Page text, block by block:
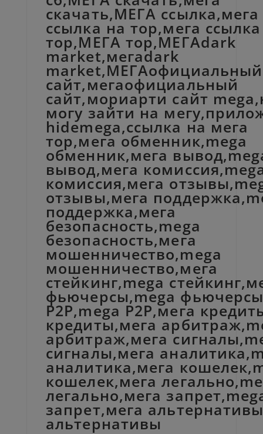
скачать,МЕГА ссылка,мега
ссылка на тор,мега ссылка
тор,МЕГА тор,МЕГАdark
market,мегаdark
market,МЕГАофициальный
сайт,мегаофициальный
сайт,мориарти сайт
могу зайти на
hidemega,ссылка на мега
тор,мега обменник,mega
обменник,мега
вывод,мега
комиссия,мега
отзывы,мега
поддержка,мега
безопасность,mega
безопасность,мега
мошенничество,mega
мошенничество,мега
стейкинг,mega
фьючерсы,mega
P2P,mega P2P,мега
кредиты,мега
арбитраж,мега
сигналы,мега
аналитика,мега
кошелек,мега
легально,мега
запрет,мега
альтернативы